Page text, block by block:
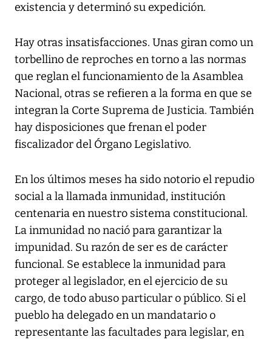
existencia y determinó su expedición.
Hay otras insatisfacciones. Unas giran como un
torbellino de reproches en torno a las normas
que reglan el funcionamiento de la Asamblea
Nacional, otras se refieren a la forma en que se
integran la Corte Suprema de Justicia. También
hay disposiciones que frenan el poder
fiscalizador del Órgano Legislativo.
En los últimos meses ha sido notorio el repudio
social a la llamada inmunidad, institución
centenaria en nuestro sistema constitucional.
La inmunidad no nació para garantizar la
impunidad. Su razón de ser es de carácter
funcional. Se establece la inmunidad para
proteger al legislador, en el ejercicio de su
cargo, de todo abuso particular o público. Si el
pueblo ha delegado en un mandatario o
representante las facultades para legislar, en